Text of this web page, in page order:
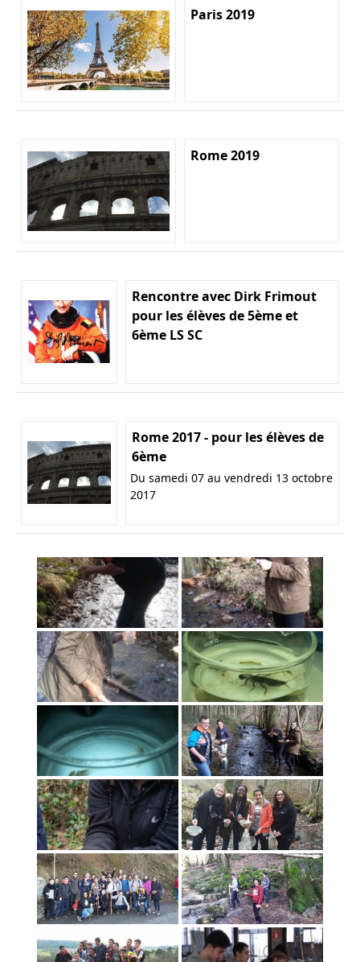
Paris 2019
Rome 2019
Rencontre avec Dirk Frimout
pour les élèves de 5ème et
6ème LS SC
Rome 2017 - pour les élèves de
6ème
Du samedi 07 au vendredi 13 octobre
2017